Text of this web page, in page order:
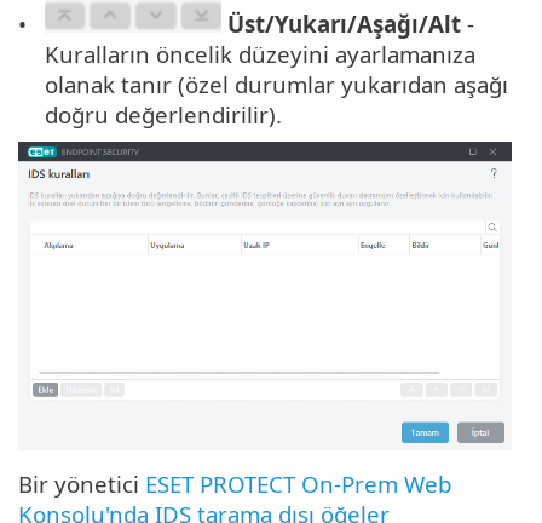
Üst/Yukarı/Aşağı/Alt -
Kuralların öncelik düzeyini ayarlamanıza
olanak tanır (özel durumlar yukarıdan aşağı
doğru değerlendirilir).
Bir yönetici ESET PROTECT On-Prem Web
Konsolu'nda IDS tarama dışı öğeler